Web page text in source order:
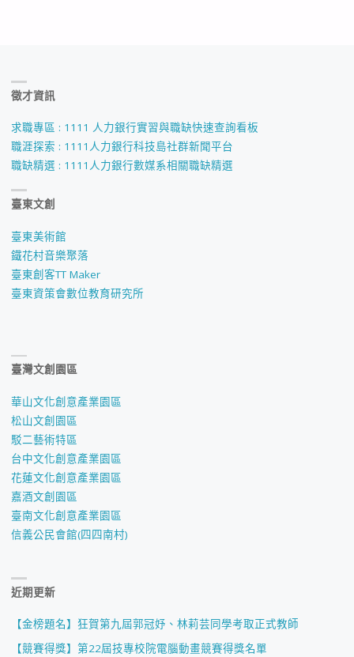
徵才資訊
求職專區 : 1111 人力銀行實習與職缺快速查詢看板
職涯探索 : 1111人力銀行科技島社群新聞平台
職缺精選 : 1111人力銀行數媒系相關職缺精選
臺東文創
臺東美術館
鐵花村音樂聚落
臺東創客TT Maker
臺東資策會數位教育研究所
臺灣文創園區
華山文化創意產業園區
松山文創園區
駁二藝術特區
台中文化創意產業園區
花蓮文化創意產業園區
嘉酒文創園區
臺南文化創意產業園區
信義公民會館(四四南村)
近期更新
【金榜題名】狂賀第九屆郭冠妤、林莉芸同學考取正式教師
【競賽得獎】第22屆技專校院電腦動畫競賽得獎名單